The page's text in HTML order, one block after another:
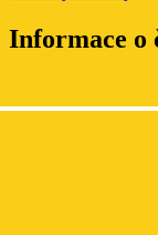
Informace o